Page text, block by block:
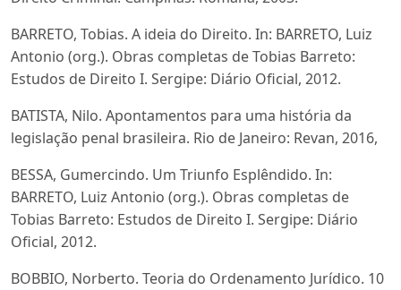
BARRETO, Tobias. A ideia do Direito. In: BARRETO, Luiz
Antonio (org.). Obras completas de Tobias Barreto:
Estudos de Direito I. Sergipe: Diário Oficial, 2012.
BATISTA, Nilo. Apontamentos para uma história da
legislação penal brasileira. Rio de Janeiro: Revan, 2016,
BESSA, Gumercindo. Um Triunfo Esplêndido. In:
BARRETO, Luiz Antonio (org.). Obras completas de
Tobias Barreto: Estudos de Direito I. Sergipe: Diário
Oficial, 2012.
BOBBIO, Norberto. Teoria do Ordenamento Jurídico. 10